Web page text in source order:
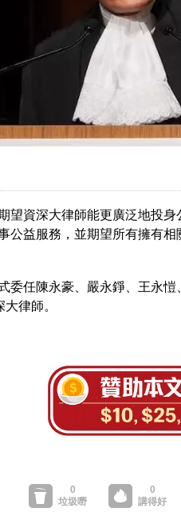
望資深大律師能更廣泛地投
公益服務，並期望所有擁有相
委任陳永豪、嚴永錚、王永
律師。